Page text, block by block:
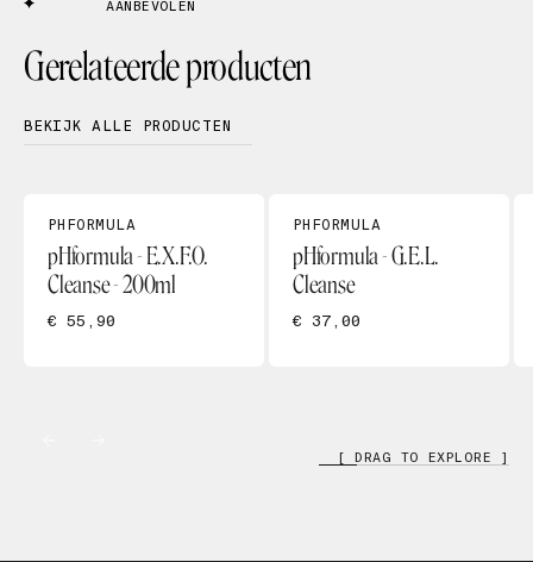
AANBEVOLEN
Gerelateerde producten
BEKIJK ALLE PRODUCTEN
PHFORMULA
pHformula - E.X.F.O.
Cleanse - 200ml
€ 55,90
PHFORMULA
pHformula - G.E.L.
Cleanse
€ 37,00
[ DRAG TO EXPLORE ]